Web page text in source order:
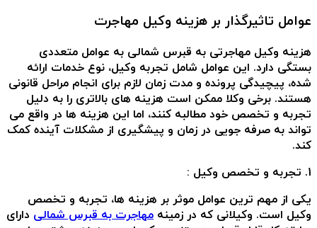
عوامل تاثیرگذار بر هزینه وکیل مهاجرت
هزینه وکیل مهاجرتی به قبرس شمالی به عوامل متعددی
بستگی دارد. این عوامل شامل تجربه وکیل، نوع خدمات ارائه
شده، پیچیدگی پرونده و مدت زمان لازم برای انجام مراحل قانونی
هستند. برخی وکلا ممکن است هزینه های بالاتری را به دلیل
تجربه و تخصص خود مطالبه کنند، اما این هزینه ها در واقع می
تواند به صرفه جویی در زمان و پیشگیری از مشکلات آینده کمک
کند.
1. تجربه و تخصص وکیل :
یکی از مهم ترین عوامل موثر بر هزینه ها، تجربه و تخصص
وکیل است. وکیلانی که در زمینه مهاجرت به قبرس شمالی دارای